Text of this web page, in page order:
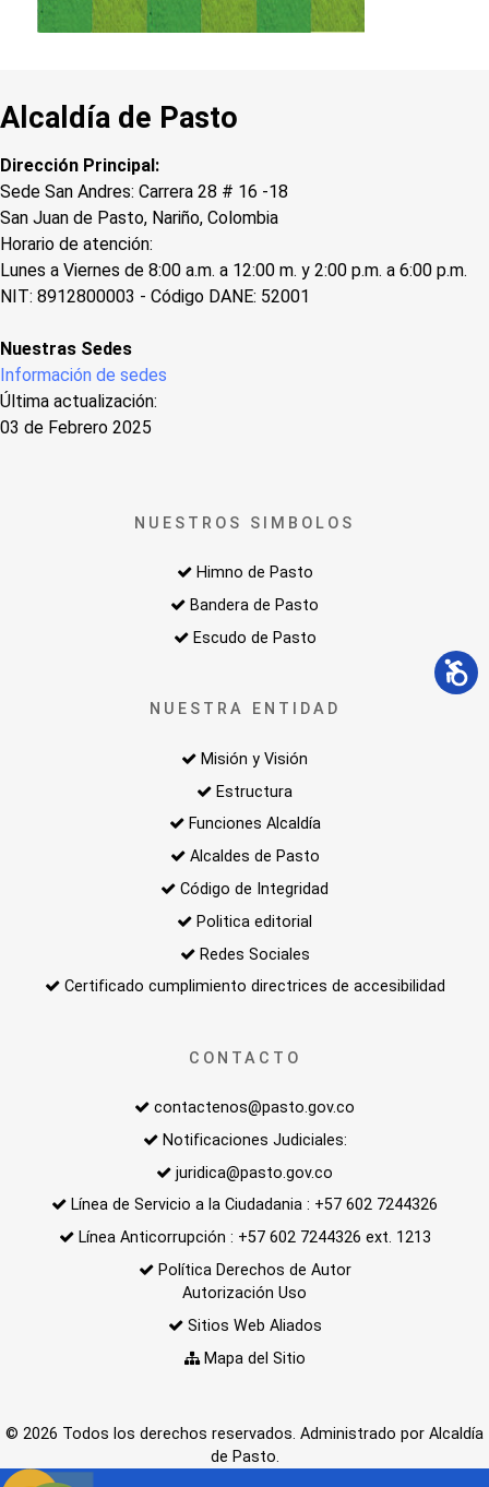
Alcaldía de Pasto
Dirección Principal:
Sede San Andres: Carrera 28 # 16 -18
San Juan de Pasto, Nariño, Colombia
Horario de atención:
Lunes a Viernes de 8:00 a.m. a 12:00 m. y 2:00 p.m. a 6:00 p.m.
NIT: 8912800003 - Código DANE: 52001
Nuestras Sedes
Información de sedes
Última actualización:
03 de Febrero 2025
NUESTROS SIMBOLOS
Himno de Pasto
Bandera de Pasto
Escudo de Pasto
NUESTRA ENTIDAD
Misión y Visión
Estructura
Funciones Alcaldía
Alcaldes de Pasto
Código de Integridad
Politica editorial
Redes Sociales
Certificado cumplimiento directrices de accesibilidad
CONTACTO
contactenos@pasto.gov.co
Notificaciones Judiciales:
juridica@pasto.gov.co
Línea de Servicio a la Ciudadania : +57 602 7244326
Línea Anticorrupción : +57 602 7244326 ext. 1213
Política Derechos de Autor
Autorización Uso
Sitios Web Aliados
Mapa del Sitio
© 2026 Todos los derechos reservados. Administrado por Alcaldía
de Pasto.